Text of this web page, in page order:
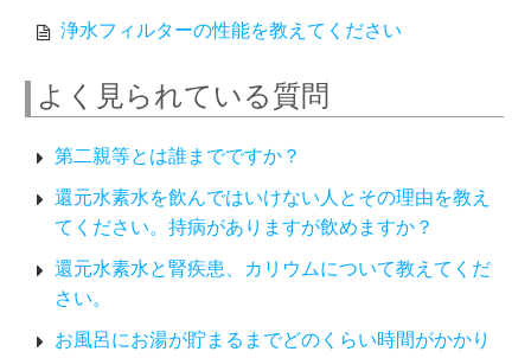
浄水フィルターの性能を教えてください
よく見られている質問
第二親等とは誰までですか？
還元水素水を飲んではいけない人とその理由を教え
てください。持病がありますが飲めますか？
還元水素水と腎疾患、カリウムについて教えてくだ
さい。
お風呂にお湯が貯まるまでどのくらい時間がかかり